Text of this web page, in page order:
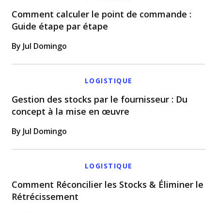
Comment calculer le point de commande :
Guide étape par étape
By Jul Domingo
LOGISTIQUE
Gestion des stocks par le fournisseur : Du
concept à la mise en œuvre
By Jul Domingo
LOGISTIQUE
Comment Réconcilier les Stocks & Éliminer le
Rétrécissement